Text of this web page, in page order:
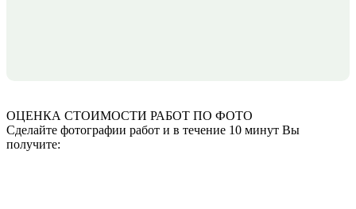
ОЦЕНКА СТОИМОСТИ РАБОТ ПО ФОТО
Сделайте фотографии работ и в течение 10 минут Вы
получите: